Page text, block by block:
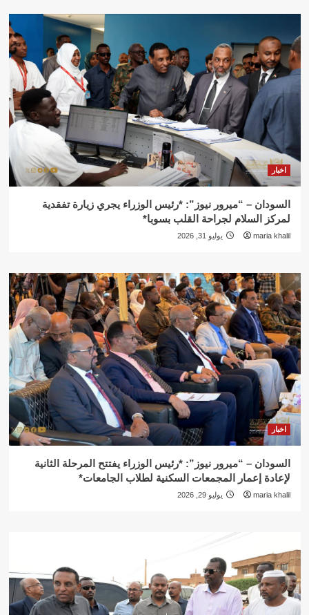
اخبار
السودان – “ميرور نيوز”: *رئيس الوزراء يجري زيارة تفقدية
لمركز السلام لجراحة القلب بسوبا*
maria khalil يوليو 31, 2026
اخبار
السودان – “ميرور نيوز”: *رئيس الوزراء يفتتح المرحلة الثانية
لإعادة إعمار المجمعات السكنية لطلاب الجامعات*
maria khalil يوليو 29, 2026